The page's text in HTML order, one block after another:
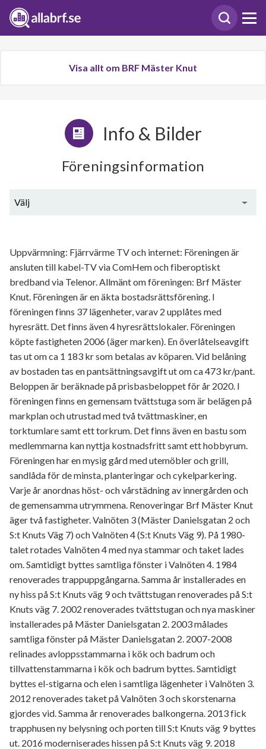
Visa allt om BRF Mäster Knut
Info & Bilder
Föreningsinformation
Välj
Uppvärmning: Fjärrvärme TV och internet: Föreningen är
ansluten till kabel-TV via ComHem och fiberoptiskt
bredband via Telenor. Allmänt om föreningen: Brf Mäster
Knut. Föreningen är en äkta bostadsrättsförening. I
föreningen finns 37 lägenheter, varav 2 upplåtes med
hyresrätt. Det finns även 4 hyresrättslokaler. Föreningen
köpte fastigheten 2006 (äger marken). En överlåtelseavgift
tas ut om ca 1 183 kr som betalas av köparen. Vid belåning
av bostaden tas en pantsättningsavgift ut om ca 473 kr/pant.
Beloppen är beräknade på prisbasbeloppet för år 2020. I
föreningen finns en gemensam tvättstuga som är belägen på
markplan och utrustad med två tvättmaskiner, en
torktumlare samt ett torkrum. Det finns även en bastu som
medlemmarna kan nyttja kostnadsfritt samt ett hobbyrum.
Föreningen har en mysig gård med utemöbler och grill,
sandlåda för de minsta, planteringar och cykelparkering.
Varje år anordnas höst- och vårstädning av innergården och
de gemensamma utrymmena. Renoveringar Brf Mäster Knut
äger två fastigheter. Valnöten 3 (Mäster Danielsgatan 2 och
S:t Knuts Väg 7) och Valnöten 4 (S:t Knuts Väg 9). På 1980-
talet rotades Valnöten 4 med nya stammar och taket lades
om. Samtidigt byttes samtliga fönster i Valnöten 4. 1984
renoverades trappuppgångarna. Samma år installerades en
ny hiss på S:t Knuts väg 9 och tvättstugan renoverades på S:t
Knuts väg 7. 2002 renoverades tvättstugan och nya maskiner
installerades på Mäster Danielsgatan 2. 2003 målades
samtliga fönster på Mäster Danielsgatan 2. 2007-2008
relinades avloppsstammarna i kök och badrum och
tillvattenstammarna i kök och badrum byttes. Samtidigt
byttes el-stigarna och elen i samtliga lägenheter i Valnöten 3.
2012 renoverades taket på Valnöten 3 och skorstenarna
gjordes vid. Samma år renoverades balkongerna. 2013 fick
trapphusen ny belysning och porten till S:t Knuts väg 9 byttes
ut. 2016 moderniserades hissen på S:t Knuts väg 9. 2018